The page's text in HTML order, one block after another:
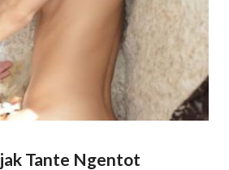
Tante Ngentot